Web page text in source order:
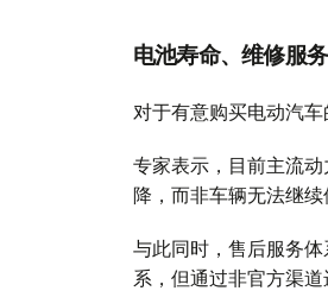
电池寿命、维修服
对于有意购买电动汽
专家表示，目前主流
降，而非车辆无法继续
与此同时，售后服务
系，但通过非官方渠